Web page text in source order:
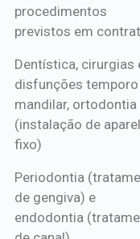
procedimentos
previstos em
Dentística, cirurgias
disfunções temporo
mandilar, ortodontia
(instalação de
fixo)
Periodontia
de gengiva) e
endodontia